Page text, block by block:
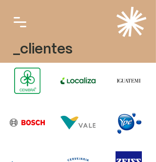
_clientes